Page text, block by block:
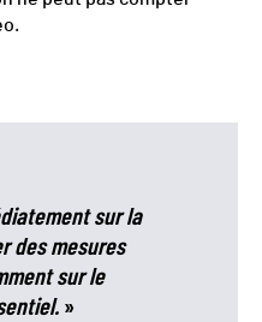
sur la
des mesures
sur le
»